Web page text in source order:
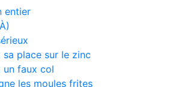
entier
sa place sur le zinc
un faux col
les moules frites